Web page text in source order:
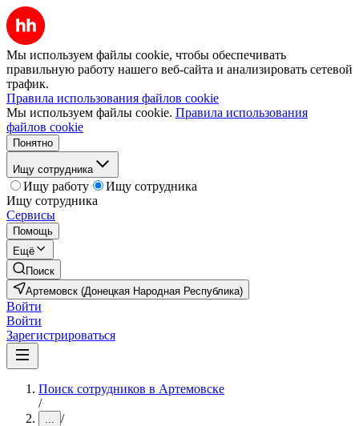
Мы используем файлы cookie, чтобы обеспечивать
правильную работу нашего веб-сайта и анализировать сетевой
трафик.
Правила использования файлов cookie
Мы используем файлы cookie. Правила использования
файлов cookie
Понятно
Ищу сотрудника
Ищу работу
Ищу сотрудника
Ищу сотрудника
Сервисы
Помощь
Ещё
Поиск
Артемовск (Донецкая Народная Республика)
Войти
Войти
Зарегистрироваться
Поиск сотрудников в Артемовске
/
... /